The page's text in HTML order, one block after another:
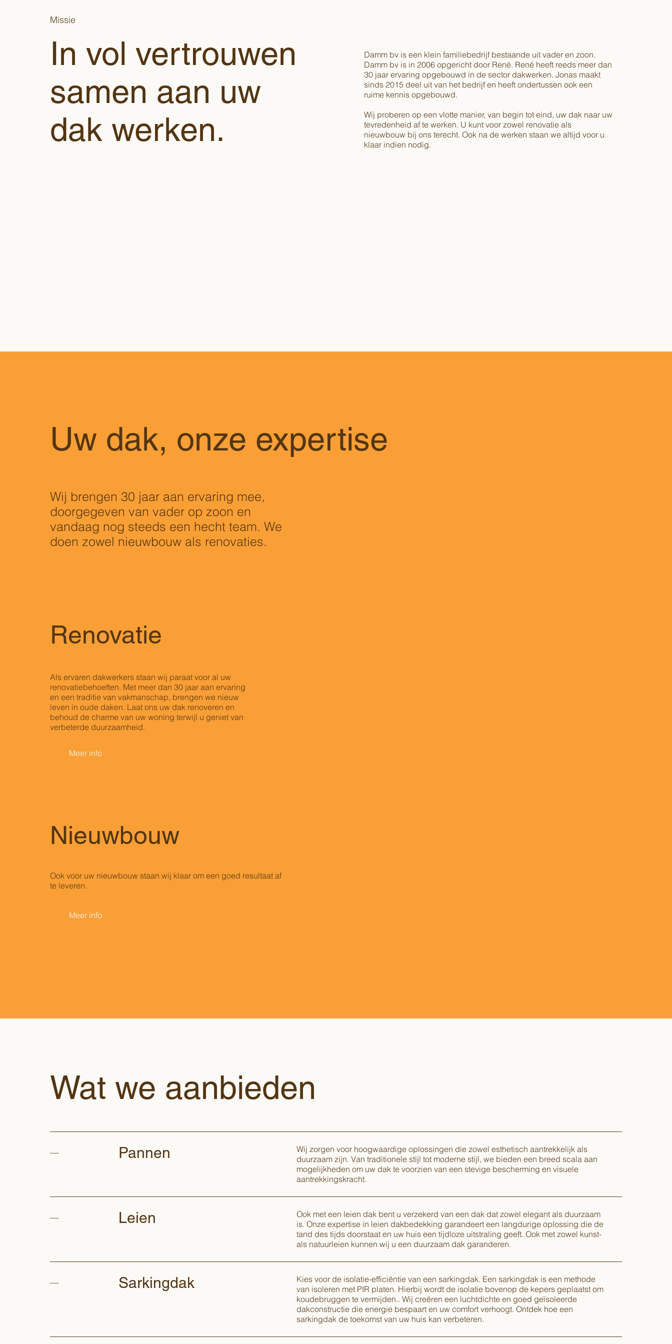
Missie
In vol vertrouwen
samen aan uw
dak werken.
Damm bv is een klein familiebedrijf bestaande uit vader en zoon.
Damm bv is in 2006 opgericht door René. René heeft reeds meer dan
30 jaar ervaring opgebouwd in de sector dakwerken. Jonas maakt
sinds 2015 deel uit van het bedrijf en heeft ondertussen ook een
ruime kennis opgebouwd.
Wij proberen op een vlotte manier, van begin tot eind, uw dak naar uw
tevredenheid af te werken. U kunt voor zowel renovatie als
nieuwbouw bij ons terecht. Ook na de werken staan we altijd voor u
klaar indien nodig.
Wat we aanbieden
— Pannen
Wij zorgen voor hoogwaardige oplossingen die zowel esthetisch aantrekkelijk als
duurzaam zijn. Van traditionele stijl tot moderne stijl, we bieden een breed scala aan
mogelijkheden om uw dak te voorzien van een stevige bescherming en visuele
aantrekkingskracht.
— Leien
Ook met een leien dak bent u verzekerd van een dak dat zowel elegant als duurzaam
is. Onze expertise in leien dakbedekking garandeert een langdurige oplossing die de
tand des tijds doorstaat en uw huis een tijdloze uitstraling geeft. Ook met zowel kunst-
als natuurleien kunnen wij u een duurzaam dak garanderen.
— Sarkingdak
Kies voor de isolatie-efficiëntie van een sarkingdak. Een sarkingdak is een methode
van isoleren met PIR platen. Hierbij wordt de isolatie bovenop de kepers geplaatst om
koudebruggen te vermijden.. Wij creëren een luchtdichte en goed geïsoleerde
dakconstructie die energie bespaart en uw comfort verhoogt. Ontdek hoe een
sarkingdak de toekomst van uw huis kan verbeteren.
Wij brengen 30 jaar aan ervaring mee,
doorgegeven van vader op zoon en
vandaag nog steeds een hecht team. We
doen zowel nieuwbouw als renovaties.
Uw dak, onze expertise
Renovatie
Als ervaren dakwerkers staan wij paraat voor al uw
renovatiebehoeften. Met meer dan 30 jaar aan ervaring
en een traditie van vakmanschap, brengen we nieuw
leven in oude daken. Laat ons uw dak renoveren en
behoud de charme van uw woning terwijl u geniet van
verbeterde duurzaamheid.
Meer info
Nieuwbouw
Ook voor uw nieuwbouw staan wij klaar om een goed resultaat af
te leveren.
Meer info